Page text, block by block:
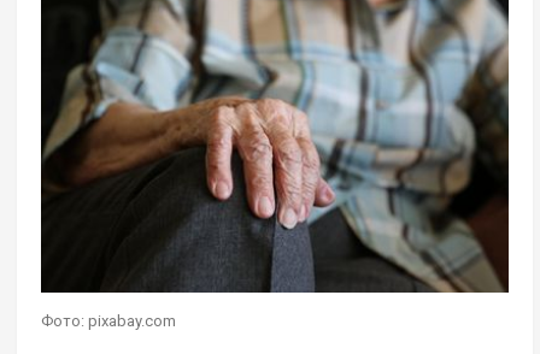
Фото: pixabay.com